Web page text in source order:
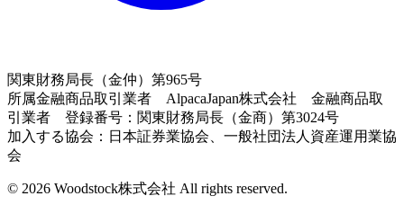
関東財務局長（金仲）第965号
所属金融商品取引業者 AlpacaJapan株式会社 金融商品取
引業者 登録番号：関東財務局長（金商）第3024号
加入する協会：日本証券業協会、一般社団法人資産運用業協
会
© 2026 Woodstock株式会社 All rights reserved.